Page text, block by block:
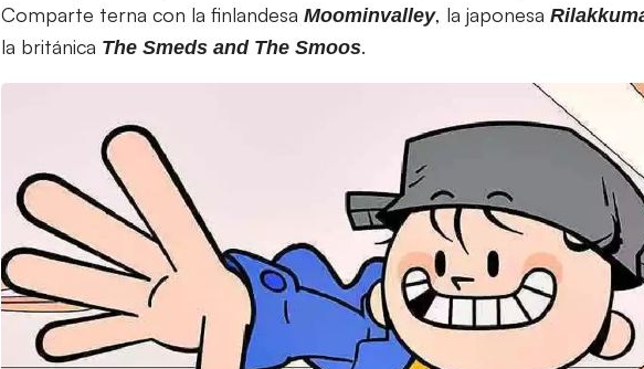
Comparte terna con la finlandesa Moominvalley, la japonesa
la británica The Smeds and The Smoos.